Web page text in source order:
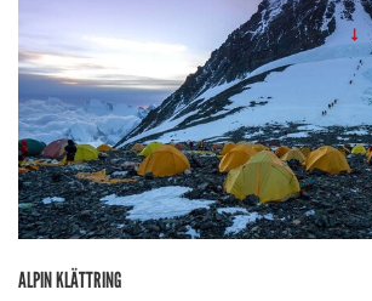
ALPIN KLÄTTRING